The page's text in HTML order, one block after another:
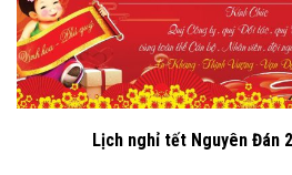
Lịch nghỉ tết Nguyên Đán